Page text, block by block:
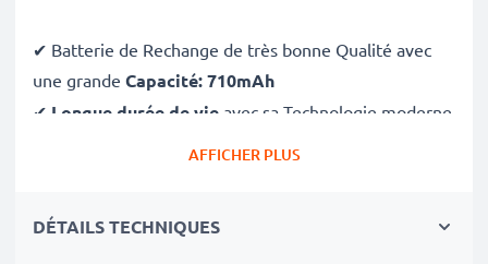
✔ Batterie de Rechange de très bonne Qualité avec
une grande Capacité: 710mAh
✔ Longue durée de vie avec sa Technologie moderne
✔ Chaque Cellules sont séparement testées et
AFFICHER PLUS
DÉTAILS TECHNIQUES